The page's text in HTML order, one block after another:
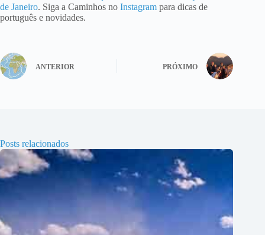
de Janeiro. Siga a Caminhos no Instagram para dicas de
português e novidades.
ANTERIOR PRÓXIMO
Posts relacionados